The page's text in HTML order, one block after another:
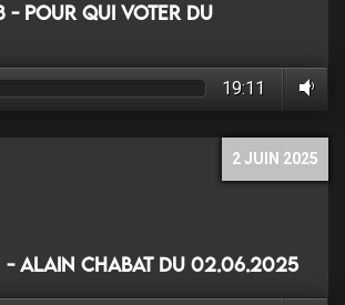
- Pour qui voter du
19:11
2 JUIN 2025
- Alain Chabat du 02.06.2025